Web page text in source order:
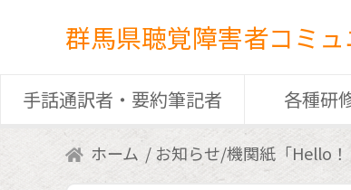
群馬県聴覚障害者コミ
手話通訳者・要約筆記者 各種研
ホーム お知らせ/機関紙「Hello